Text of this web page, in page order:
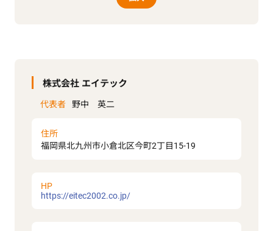
株式会社 エイテック
代表者 野中 英二
住所
福岡県北九州市小倉北区今町2丁目15-19
HP
https://eitec2002.co.jp/